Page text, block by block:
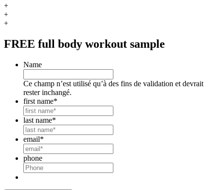
+
+
+
FREE full body workout sample
Name
Ce champ n’est utilisé qu’à des fins de validation et devrait
rester inchangé.
first name*
last name*
email*
phone